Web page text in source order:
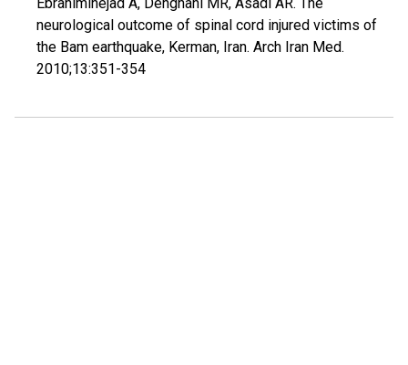
neurological outcome of spinal cord injured victims of
the Bam earthquake, Kerman, Iran. Arch Iran Med.
2010;13:351-354